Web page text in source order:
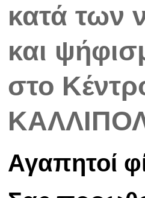
κατά των
και
στο
Αγαπητοί